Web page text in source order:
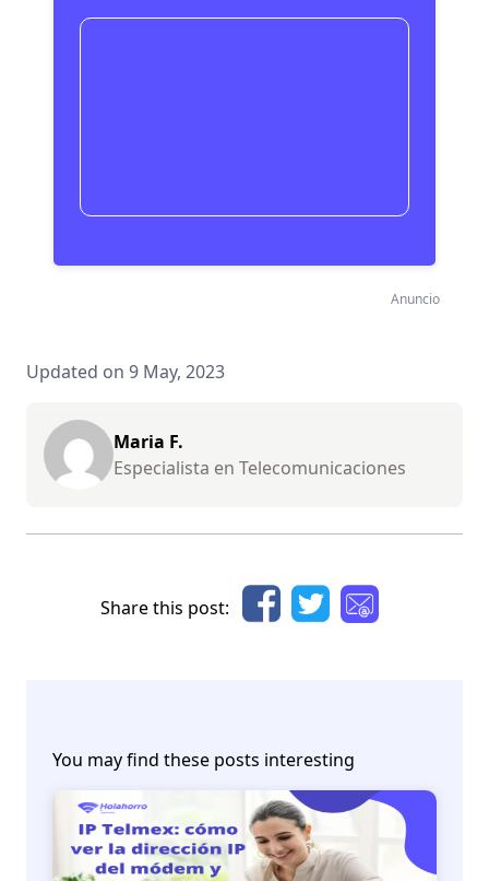
Compara las ofertas
Anuncio
Updated on 9 May, 2023
Maria F.
Especialista en Telecomunicaciones
Share this post:
You may find these posts interesting